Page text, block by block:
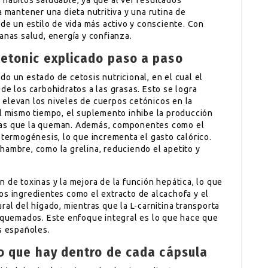
una dieta nutritiva y una rutina de
un estilo de vida más activo y consciente. Con
salud, energía y confianza.
explicado paso a paso
un estado de cetosis nutricional, en el cual el
los carbohidratos a las grasas. Esto se logra
los niveles de cuerpos cetónicos en la
tiempo, el suplemento inhibe la producción
que la queman. Además, componentes como el
lo que incrementa el gasto calórico.
como la grelina, reduciendo el apetito y
de toxinas y la mejora de la función hepática, lo que
ingredientes como el extracto de alcachofa y el
del hígado, mientras que la L-carnitina transporta
Este enfoque integral es lo que hace que
españoles.
que hay dentro de cada cápsula